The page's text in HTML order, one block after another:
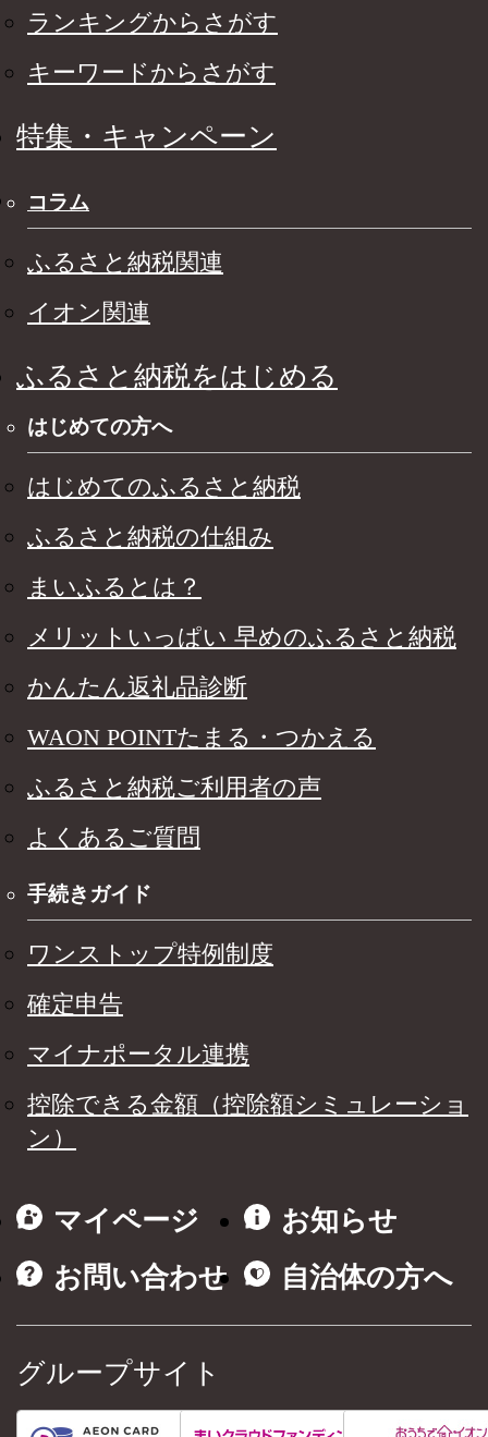
ランキングからさがす
キーワードからさがす
特集・キャンペーン
コラム
ふるさと納税関連
イオン関連
ふるさと納税をはじめる
はじめての方へ
はじめてのふるさと納税
ふるさと納税の仕組み
まいふるとは？
メリットいっぱい 早めのふるさと納税
かんたん返礼品診断
WAON POINTたまる・つかえる
ふるさと納税ご利用者の声
よくあるご質問
手続きガイド
ワンストップ特例制度
確定申告
マイナポータル連携
控除できる金額（控除額シミュレーショ
ン）
マイページ
お知らせ
お問い合わせ
自治体の方へ
グループサイト